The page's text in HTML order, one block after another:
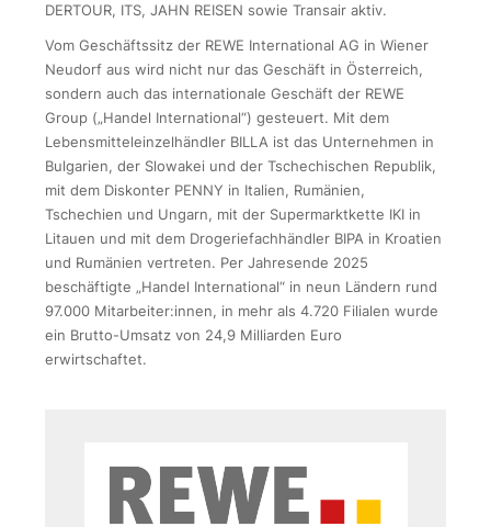
DERTOUR, ITS, JAHN REISEN sowie Transair aktiv.
Vom Geschäftssitz der REWE International AG in Wiener
Neudorf aus wird nicht nur das Geschäft in Österreich,
sondern auch das internationale Geschäft der REWE
Group („Handel International“) gesteuert. Mit dem
Lebensmitteleinzelhändler BILLA ist das Unternehmen in
Bulgarien, der Slowakei und der Tschechischen Republik,
mit dem Diskonter PENNY in Italien, Rumänien,
Tschechien und Ungarn, mit der Supermarktkette IKI in
Litauen und mit dem Drogeriefachhändler BIPA in Kroatien
und Rumänien vertreten. Per Jahresende 2025
beschäftigte „Handel International“ in neun Ländern rund
97.000 Mitarbeiter:innen, in mehr als 4.720 Filialen wurde
ein Brutto-Umsatz von 24,9 Milliarden Euro
erwirtschaftet.